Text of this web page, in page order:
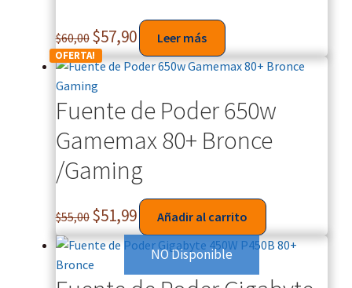
$60,00 $57,90 Leer más
OFERTA!
Fuente de Poder 650w
Gamemax 80+ Bronce
/Gaming
$55,00 $51,99 Añadir al carrito
NO Disponible